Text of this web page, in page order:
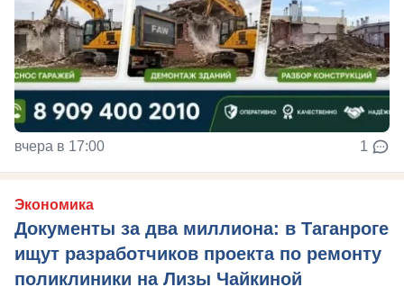
вчера в 17:00 1
Экономика
Документы за два миллиона: в Таганроге
ищут разработчиков проекта по ремонту
поликлиники на Лизы Чайкиной